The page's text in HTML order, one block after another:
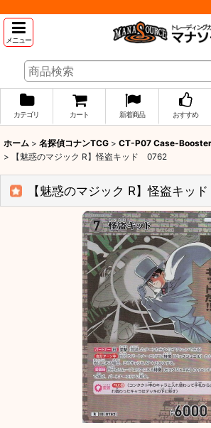
メニュー
カテゴリ カート 新着商品 おすすめ
ホーム > 名探偵コナンTCG > CT-P07 Case-Booster
>
【魅惑のマジック R】怪盗キッド 0762
【魅惑のマジック R】怪盗キッ